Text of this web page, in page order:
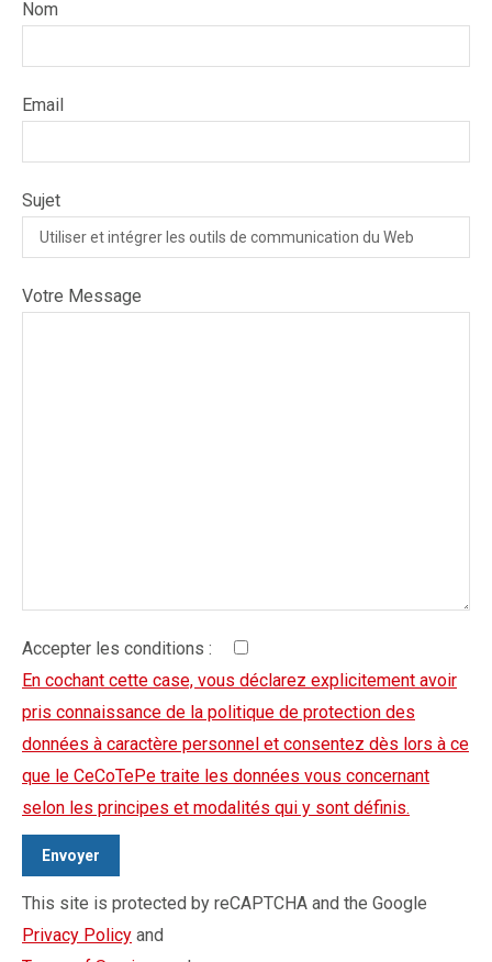
Nom
Email
Sujet
Votre Message
Accepter les conditions :
En cochant cette case, vous déclarez explicitement avoir
pris connaissance de la politique de protection des
données à caractère personnel et consentez dès lors à ce
que le CeCoTePe traite les données vous concernant
selon les principes et modalités qui y sont définis.
This site is protected by reCAPTCHA and the Google
Privacy Policy and